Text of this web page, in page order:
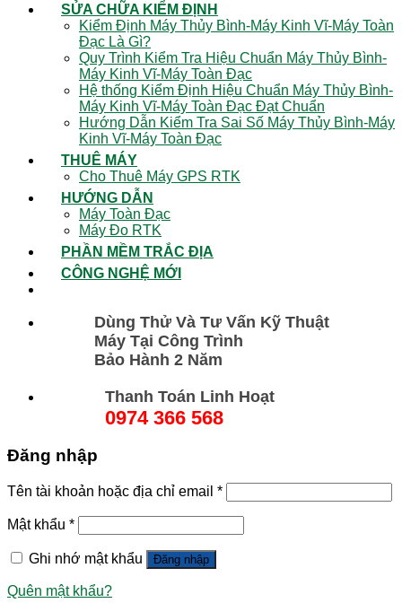
SỬA CHỮA KIỂM ĐỊNH
Kiểm Định Máy Thủy Bình-Máy Kinh Vĩ-Máy Toàn
Đạc Là Gì?
Quy Trình Kiểm Tra Hiệu Chuẩn Máy Thủy Bình-
Máy Kinh Vĩ-Máy Toàn Đạc
Hệ thống Kiểm Định Hiệu Chuẩn Máy Thủy Bình-
Máy Kinh Vĩ-Máy Toàn Đạc Đạt Chuẩn
Hướng Dẫn Kiểm Tra Sai Số Máy Thủy Bình-Máy
Kinh Vĩ-Máy Toàn Đạc
THUÊ MÁY
Cho Thuê Máy GPS RTK
HƯỚNG DẪN
Máy Toàn Đạc
Máy Đo RTK
PHẦN MỀM TRẮC ĐỊA
CÔNG NGHỆ MỚI
Dùng Thử Và Tư Vấn Kỹ Thuật
Máy Tại Công Trình
Bảo Hành 2 Năm
Thanh Toán Linh Hoạt
0974 366 568
Đăng nhập
Tên tài khoản hoặc địa chỉ email *
Mật khẩu *
Ghi nhớ mật khẩu Đăng nhập
Quên mật khẩu?